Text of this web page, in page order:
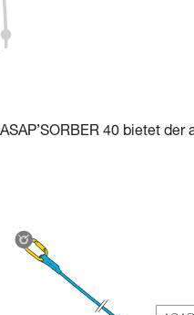
40 bietet